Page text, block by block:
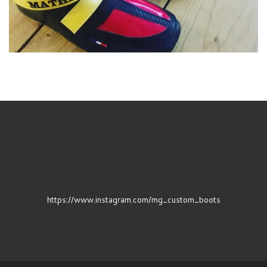
https://www.instagram.com/mg_custom_boots